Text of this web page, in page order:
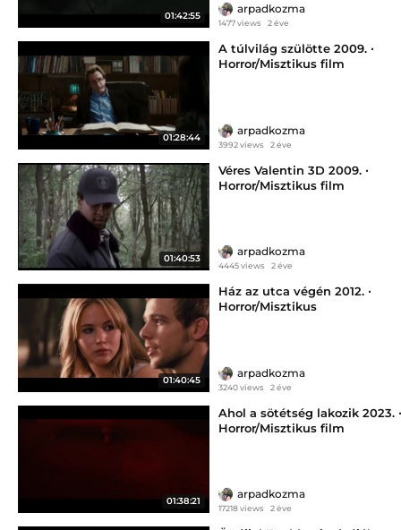
01:42:55
arpadkozma
1477 views 2 éve
01:28:44
A túlvilág szülötte 2009. ‧
Horror/Misztikus film
arpadkozma
3992 views 2 éve
01:40:53
Véres Valentin 3D 2009. ‧
Horror/Misztikus film
arpadkozma
4445 views 2 éve
01:40:45
Ház az utca végén 2012. ‧
Horror/Misztikus
arpadkozma
3240 views 2 éve
01:38:21
Ahol a sötétség lakozik 2023. ‧
Horror/Misztikus film
arpadkozma
17218 views 2 éve